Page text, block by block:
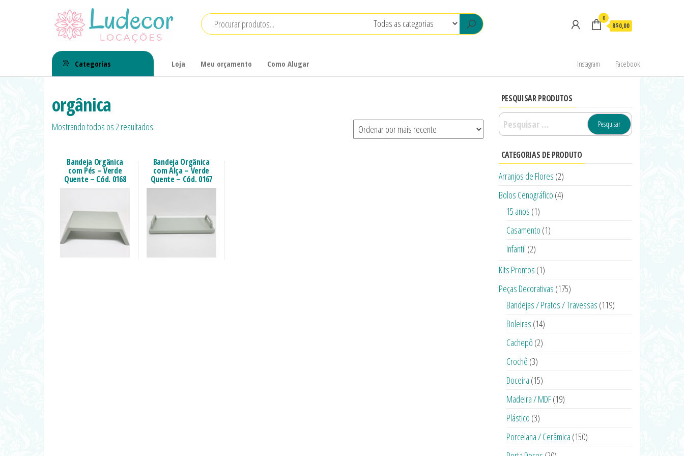
LuDecor
Locações
Materiais
para
Eventos
LuDecor
Locações
0
R$0,00
Categorias Loja Meu orçamento Como Alugar Instagram Facebook
orgânica
Mostrando todos os 2 resultados
Bandeja Orgânica
com Pés – Verde
Quente – Cód. 0168
Bandeja Orgânica
com Alça – Verde
Quente – Cód. 0167
PESQUISAR PRODUTOS
CATEGORIAS DE PRODUTO
Arranjos de Flores (2)
Bolos Cenográfico (4)
15 anos (1)
Casamento (1)
Infantil (2)
Kits Prontos (1)
Peças Decorativas (175)
Bandejas / Pratos / Travessas (119)
Boleiras (14)
Cachepô (2)
Crochê (3)
Doceira (15)
Madeira / MDF(19)
Plástico (3)
Porcelana / Cerâmica (150)